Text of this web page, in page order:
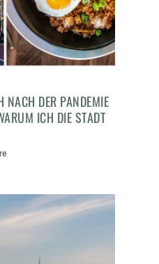
DER PANDEMIE
ICH DIE STADT